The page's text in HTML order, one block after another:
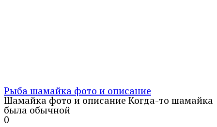
Рыба шамайка фото и описание
Шамайка фото и описание Когда-то шамайка
была обычной
0